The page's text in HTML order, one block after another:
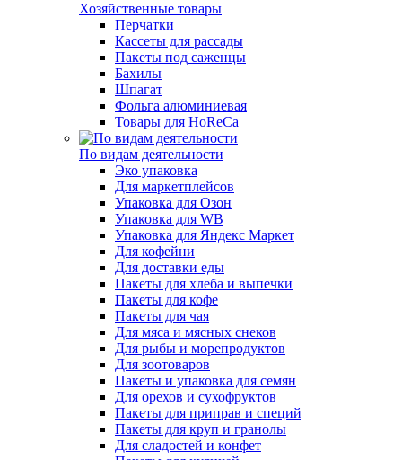
Хозяйственные товары
Перчатки
Кассеты для рассады
Пакеты под саженцы
Бахилы
Шпагат
Фольга алюминиевая
Товары для HoReCa
По видам деятельности
Эко упаковка
Для маркетплейсов
Упаковка для Озон
Упаковка для WB
Упаковка для Яндекс Маркет
Для кофейни
Для доставки еды
Пакеты для хлеба и выпечки
Пакеты для кофе
Пакеты для чая
Для мяса и мясных снеков
Для рыбы и морепродуктов
Для зоотоваров
Пакеты и упаковка для семян
Для орехов и сухофруктов
Пакеты для приправ и специй
Пакеты для круп и гранолы
Для сладостей и конфет